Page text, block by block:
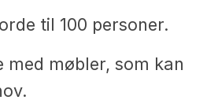
til 100 personer.
med møbler, som kan